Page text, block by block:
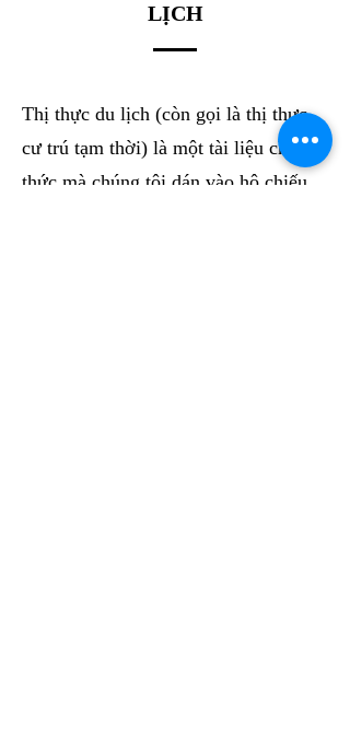
LỊCH
Thị thực du lịch (còn gọi là thị thực
cư trú tạm thời) là một tài liệu chính
thức mà chúng tôi dán vào hộ chiếu